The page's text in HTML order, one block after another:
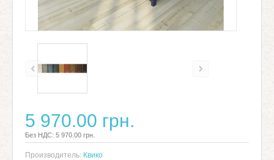
5 970.00 грн.
Без НДС: 5 970.00 грн.
Производитель: Квико